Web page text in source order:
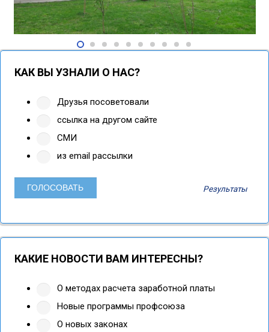
КАК ВЫ УЗНАЛИ О НАС?
Друзья посоветовали
ссылка на другом сайте
СМИ
из email рассылки
Результаты
КАКИЕ НОВОСТИ ВАМ ИНТЕРЕСНЫ?
О методах расчета заработной платы
Новые программы профсоюза
О новых законах